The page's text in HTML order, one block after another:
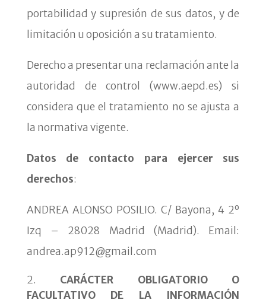
portabilidad y supresión de sus datos, y de
limitación u oposición a su tratamiento.
Derecho a presentar una reclamación ante la
autoridad de control (www.aepd.es) si
considera que eltratamiento no se ajusta a
la normativa vigente.
Datos de contacto para ejercer sus
derechos:
ANDREA ALONSO POSILIO. C/ Bayona, 4 2º
Izq – 28028 Madrid (Madrid). Email:
andrea.ap912@gmail.com
CARÁCTER OBLIGATORIO O
FACULTATIVO DE LA INFORMACIÓN